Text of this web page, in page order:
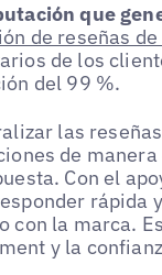
que
de reseñas
de los
del 99 %.
las
de
Con el
rápida
con la marca.
y la